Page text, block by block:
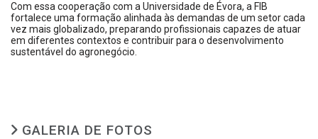
Com essa cooperação com a Universidade de Évora, a FIB
fortalece uma formação alinhada às demandas de um setor cada
vez mais globalizado, preparando profissionais capazes de atuar
em diferentes contextos e contribuir para o desenvolvimento
sustentável do agronegócio.
GALERIA DE FOTOS